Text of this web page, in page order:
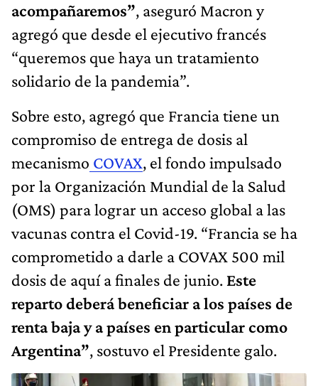
acompañaremos”, aseguró Macron y
agregó que desde el ejecutivo francés
“queremos que haya un tratamiento
solidario de la pandemia”.
Sobre esto, agregó que Francia tiene un
compromiso de entrega de dosis al
mecanismo COVAX, el fondo impulsado
por la Organización Mundial de la Salud
(OMS) para lograr un acceso global a las
vacunas contra el Covid-19. “Francia se ha
comprometido a darle a COVAX 500 mil
dosis de aquí a finales de junio. Este
reparto deberá beneficiar a los países de
renta baja y a países en particular como
Argentina”, sostuvo el Presidente galo.